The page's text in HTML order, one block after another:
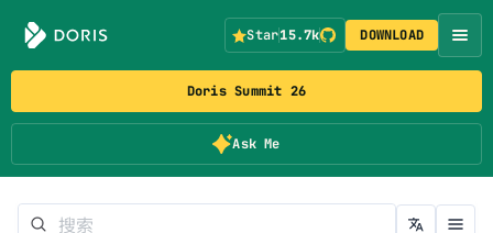
Doris Summit 26
Ask Me
Star15.7k DOWNLOAD